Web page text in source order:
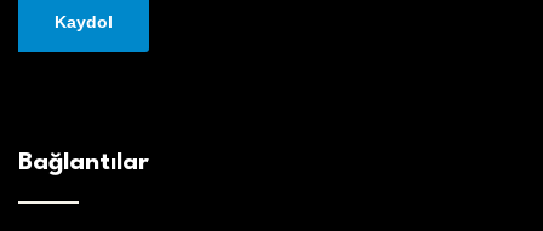
Bağlantılar